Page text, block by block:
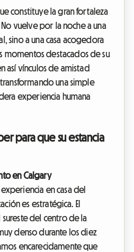
constituye la gran fortaleza
vuelve por la noche a una
sino a una casa acogedora
destacados de su
así vínculos de amistad
una simple
experiencia humana
para que su estancia
en Calgary
en casa del
es estratégica. El
del centro de la
denso durante los diez
encarecidamente que